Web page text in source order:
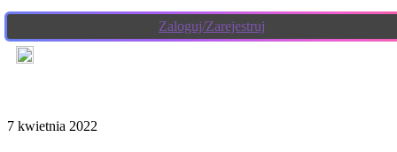
Zaloguj/Zarejestruj
7 kwietnia 2022